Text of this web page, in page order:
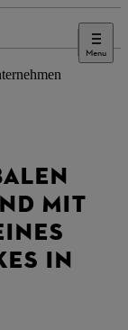
Menu
MIT
IN